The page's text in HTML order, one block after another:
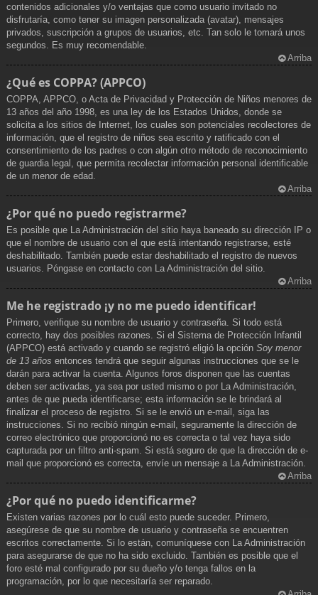
contenidos adicionales y/o ventajas que como usuario invitado no
disfrutaría, como tener su imagen personalizada (avatar), mensajes
privados, suscripción a grupos de usuarios, etc. Tan solo le tomará unos
segundos. Es muy recomendable.
Arriba
¿Qué es COPPA? (APPCO)
COPPA, APPCO, o Acta de Privacidad y Protección de Niños menores de
13 años del año 1998, es una ley de los Estados Unidos, donde se
solicita a los sitios de Internet, los cuales son potenciales recolectores de
información, que el registro de niños sea escrito y ratificado con el
consentimiento de los padres o con algún otro método de reconocimiento
de guardia legal, que permita recolectar información personal identificable
de un menor de edad.
Arriba
¿Por qué no puedo registrarme?
Es posible que La Administración del sitio haya baneado su dirección IP o
que el nombre de usuario con el que está intentando registrarse, esté
deshabilitado. También puede estar deshabilitado el registro de nuevos
usuarios. Póngase en contacto con La Administración del sitio.
Arriba
Me he registrado ¡y no me puedo identificar!
Primero, verifique su nombre de usuario y contraseña. Si todo está
correcto, hay dos posibles razones. Si el Sistema de Protección Infantil
(APPCO) está activado y cuando se registró eligió la opción Soy menor
de 13 años entonces tendrá que seguir algunas instrucciones que se le
darán para activar la cuenta. Algunos foros disponen que las cuentas
deben ser activadas, ya sea por usted mismo o por La Administración,
antes de que pueda identificarse; esta información se le brindará al
finalizar el proceso de registro. Si se le envió un e-mail, siga las
instrucciones. Si no recibió ningún e-mail, seguramente la dirección de
correo electrónico que proporcionó no es correcta o tal vez haya sido
capturada por un filtro anti-spam. Si está seguro de que la dirección de e-
mail que proporcionó es correcta, envíe un mensaje a La Administración.
Arriba
¿Por qué no puedo identificarme?
Existen varias razones por lo cuál esto puede suceder. Primero,
asegúrese de que su nombre de usuario y contraseña se encuentren
escritos correctamente. Si lo están, comuníquese con La Administración
para asegurarse de que no ha sido excluido. También es posible que el
foro esté mal configurado por su dueño y/o tenga fallos en la
programación, por lo que necesitaría ser reparado.